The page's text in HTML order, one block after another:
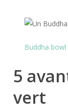
Buddha bowl
5
vert